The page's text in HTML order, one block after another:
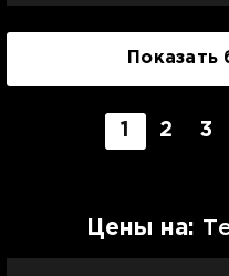
Показать
1 2 3
Цены на: